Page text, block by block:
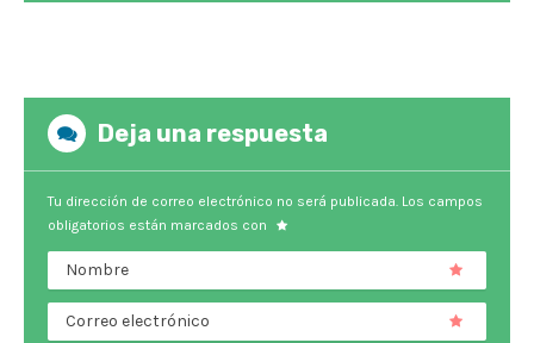
Deja una respuesta
Tu dirección de correo electrónico no será publicada. Los campos
obligatorios están marcados con
Nombre
Correo electrónico